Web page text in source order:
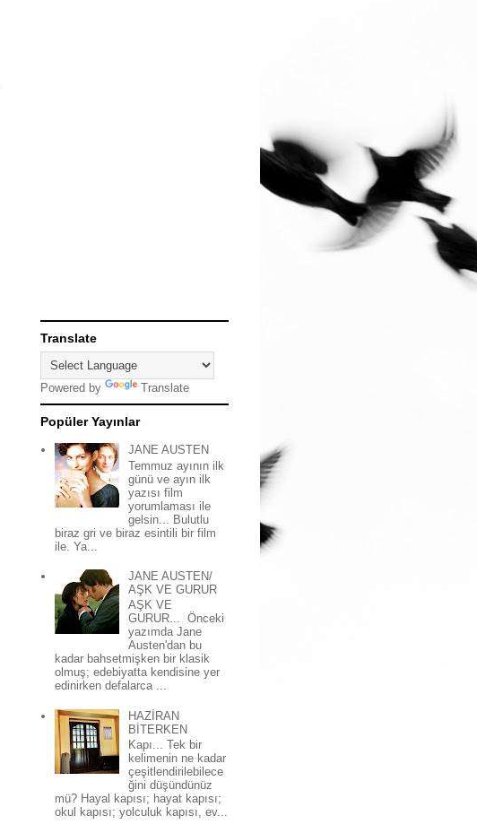
Translate
Powered by Translate
Popüler Yayınlar
JANE AUSTEN
Temmuz ayının ilk
günü ve ayın ilk
yazısı film
yorumlaması ile
gelsin... Bulutlu
biraz gri ve biraz esintili bir film
ile. Ya...
JANE AUSTEN/
AŞK VE GURUR
AŞK VE
GURUR... Önceki
yazımda Jane
Austen'dan bu
kadar bahsetmişken bir klasik
olmuş; edebiyatta kendisine yer
edinirken defalarca ...
HAZİRAN
BİTERKEN
Kapı... Tek bir
kelimenin ne kadar
çeşitlendirilebilece
ğini düşündünüz
mü? Hayal kapısı; hayat kapısı;
okul kapısı; yolculuk kapısı, ev...